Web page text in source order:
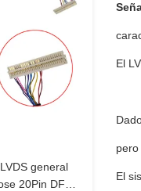
general
20Pin DF13
El
El